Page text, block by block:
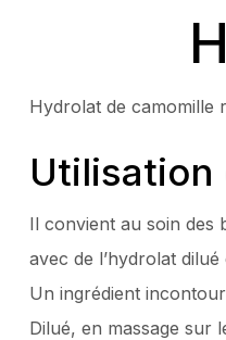
Hydrolat de camomille
Utilisation
Il convient au soin des
avec de l’hydrolat
Un ingrédient
Dilué, en massage sur